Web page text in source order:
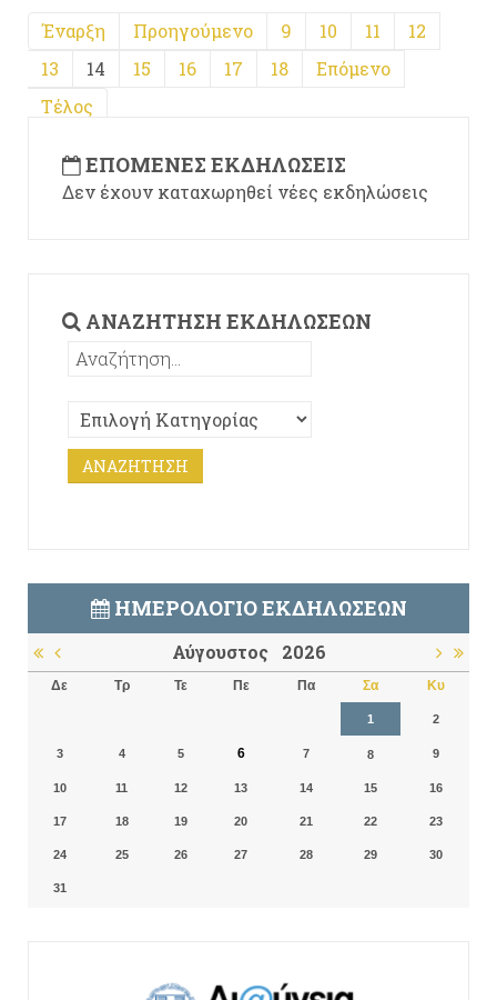
Έναρξη Προηγούμενο 9 10 11
12
13
14 15 16 17 18
Επόμενο
Τέλος
ΕΠΌΜΕΝΕΣ ΕΚΔΗΛΏΣΕΙΣ
Δεν έχουν καταχωρηθεί νέες εκδηλώσεις
ΑΝΑΖΉΤΗΣΗ ΕΚΔΗΛΏΣΕΩΝ
ΗΜΕΡΟΛΌΓΙΟ ΕΚΔΗΛΏΣΕΩΝ
Αύγουστος 2026
Δε Τρ Τε Πε Πα Σα Κυ
1 2
3 4 5 6 7 8 9
10 11 12 13 14 15 16
17 18 19 20 21 22 23
24 25 26 27 28 29 30
31